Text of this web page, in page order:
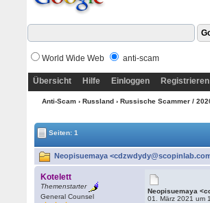
World Wide Web anti-scam
Übersicht Hilfe Einloggen Registrieren
Anti-Scam› Russland› Russische Scammer /
Seiten: 1
Neopisuemaya
Kotelett
Themenstarter
General Counsel
Neopisuemaya
01. März 2021 um